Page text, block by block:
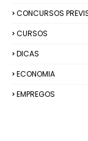
CONCURSOS
CURSOS
DICAS
ECONOMIA
EMPREGOS